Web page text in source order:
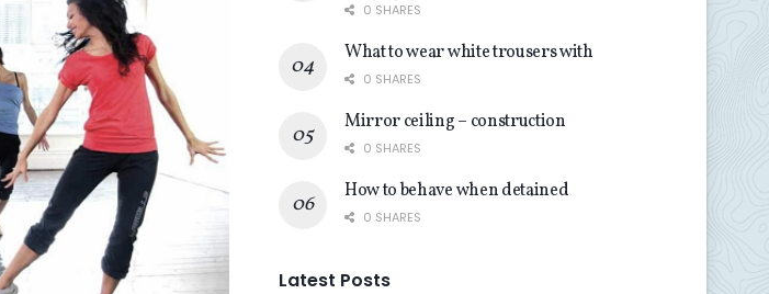
0 SHARES
What to wear white trousers with
0 SHARES
Mirror ceiling – construction
0 SHARES
How to behave when detained
0 SHARES
Latest Posts